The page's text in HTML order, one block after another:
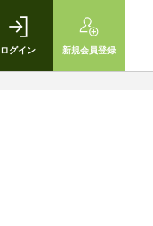
ログイン 新規会員登録